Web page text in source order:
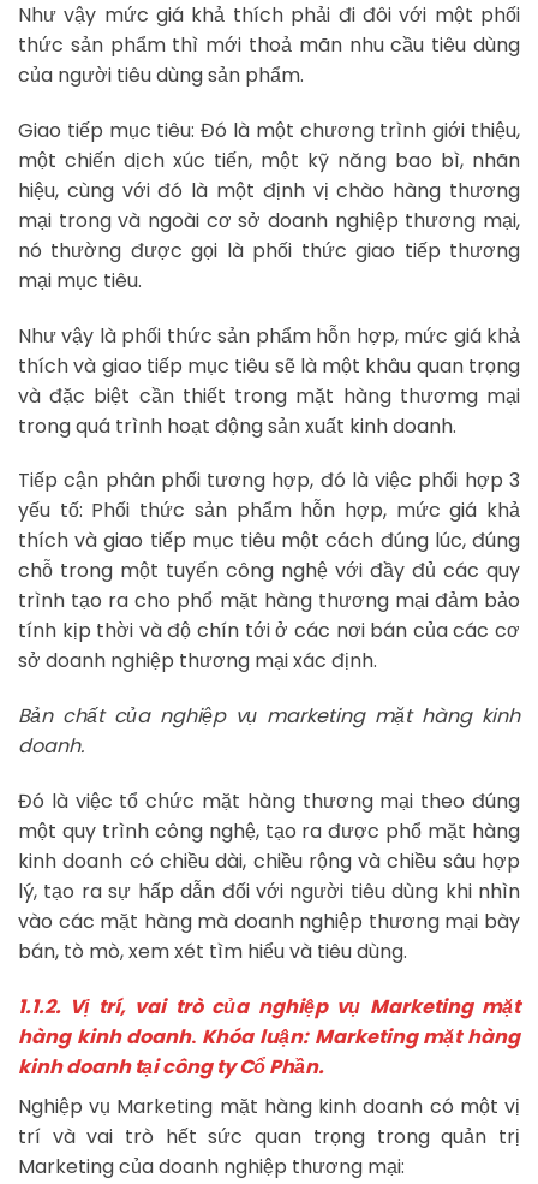
Như vậy mức giá khả thích phải đi đôi với một phối
thức sản phẩm thì mới thoả mãn nhu cầu tiêu dùng
của người tiêu dùng sản phẩm.
Giao tiếp mục tiêu: Đó là một chương trình giới thiệu,
một chiến dịch xúc tiến, một kỹ năng bao bì, nhãn
hiệu, cùng với đó là một định vị chào hàng thương
mại trong và ngoài cơ sở doanh nghiệp thương mại,
nó thường được gọi là phối thức giao tiếp thương
mại mục tiêu.
Như vậy là phối thức sản phẩm hỗn hợp, mức giá khả
thích và giao tiếp mục tiêu sẽ là một khâu quan trọng
và đặc biệt cần thiết trong mặt hàng thươmg mại
trong quá trình hoạt động sản xuất kinh doanh.
Tiếp cận phân phối tương hợp, đó là việc phối hợp 3
yếu tố: Phối thức sản phẩm hỗn hợp, mức giá khả
thích và giao tiếp mục tiêu một cách đúng lúc, đúng
chỗ trong một tuyến công nghệ với đầy đủ các quy
trình tạo ra cho phổ mặt hàng thương mại đảm bảo
tính kịp thời và độ chín tới ở các nơi bán của các cơ
sở doanh nghiệp thương mại xác định.
Bản chất của nghiệp vụ marketing mặt hàng kinh
doanh.
Đó là việc tổ chức mặt hàng thương mại theo đúng
một quy trình công nghệ, tạo ra được phổ mặt hàng
kinh doanh có chiều dài, chiều rộng và chiều sâu hợp
lý, tạo ra sự hấp dẫn đối với người tiêu dùng khi nhìn
vào các mặt hàng mà doanh nghiệp thương mại bày
bán, tò mò, xem xét tìm hiểu và tiêu dùng.
1.1.2. Vị trí, vai trò của nghiệp vụ Marketing mặt
hàng kinh doanh. Khóa luận: Marketing mặt hàng
kinh doanh tại công ty Cổ Phần.
Nghiệp vụ Marketing mặt hàng kinh doanh có một vị
trí và vai trò hết sức quan trọng trong quản trị
Marketing của doanh nghiệp thương mại: